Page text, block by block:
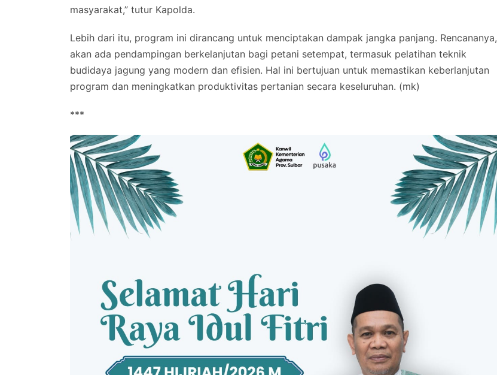
masyarakat,” tutur Kapolda.
Lebih dari itu, program ini dirancang untuk menciptakan dampak jangka panjang. Rencananya,
akan ada pendampingan berkelanjutan bagi petani setempat, termasuk pelatihan teknik
budidaya jagung yang modern dan efisien. Hal ini bertujuan untuk memastikan keberlanjutan
program dan meningkatkan produktivitas pertanian secara keseluruhan. (mk)
***